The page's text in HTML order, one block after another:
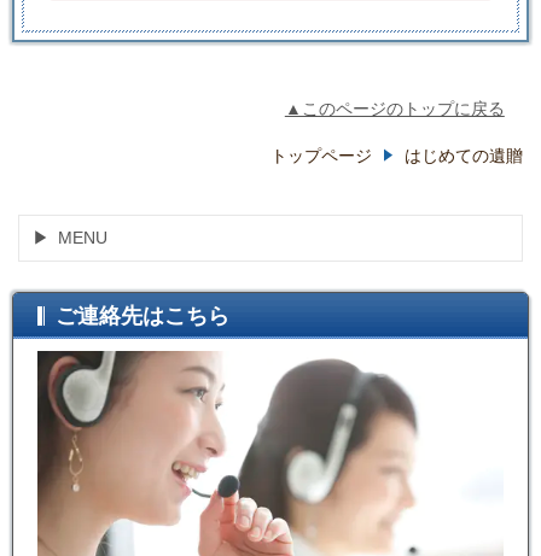
▲このページのトップに戻る
トップページ はじめての遺贈
MENU
ご連絡先はこちら